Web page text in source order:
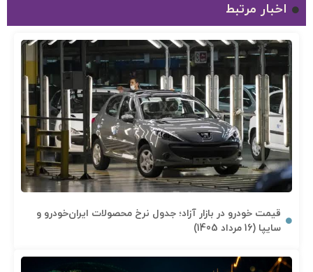
اخبار مرتبط
قیمت خودرو در بازار آزاد؛ جدول نرخ محصولات ایران‌خودرو و
سایپا (16 مرداد 1405)